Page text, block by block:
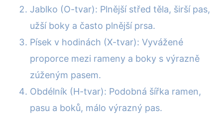
Jablko (O-tvar): Plnější střed těla, širší pas,
užší boky a často plnější prsa.
Písek v hodinách (X-tvar): Vyvážené
proporce mezi rameny a boky s výrazně
zúženým pasem.
Obdélník (H-tvar): Podobná šířka ramen,
pasu a boků, málo výrazný pas.